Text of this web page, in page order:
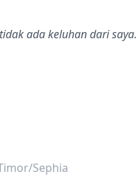
ada keluhan dari saya.
lima
Sephia